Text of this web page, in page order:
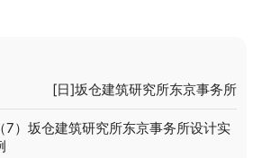
[日]坂仓建筑研究所东京事务所
（7）坂仓建筑研究所东京事务所设计实